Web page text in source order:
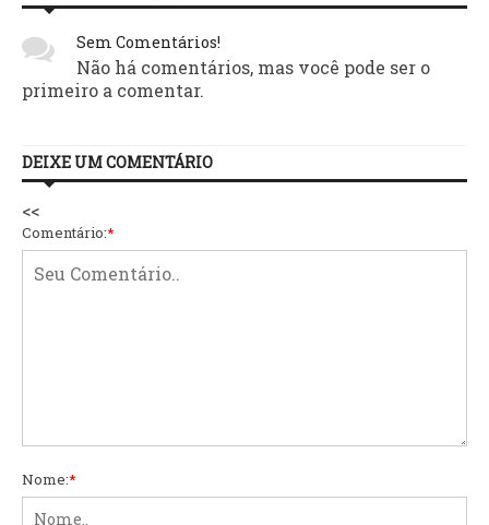
Sem Comentários!
Não há comentários, mas você pode ser o
primeiro a comentar.
DEIXE UM COMENTÁRIO
<<
Comentário:*
Nome:*